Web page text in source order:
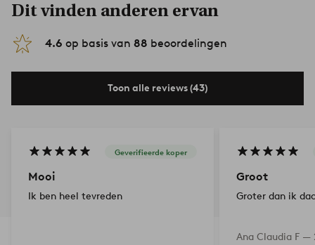
Dit vinden anderen ervan
4.6 op basis van 88 beoordelingen
Toon alle reviews (43)
Geverifieerde koper
Mooi
Ik ben heel tevreden
Groot
Groter dan ik
Ana Claudia F —